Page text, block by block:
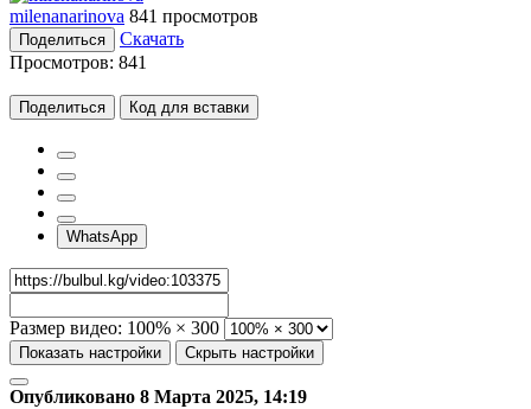
milenanarinova 841 просмотров
Поделиться
Скачать
Просмотров: 841
Поделиться Код для вставки
WhatsApp
Размер видео: 100% × 300
Показать настройки Скрыть настройки
Опубликовано 8 Марта 2025, 14:19